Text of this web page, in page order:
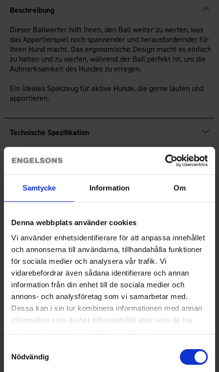
Samtycke Information Om
Denna webbplats använder cookies
Vi använder enhetsidentifierare för att anpassa innehållet
och annonserna till användarna, tillhandahålla funktioner
för sociala medier och analysera vår trafik. Vi
vidarebefordrar även sådana identifierare och annan
information från din enhet till de sociala medier och
annons- och analysföretag som vi samarbetar med.
Dessa kan i sin tur kombinera informationen med annan
information som du har tillhandahållit eller som de har
Nödvändig
Beschreibung
Dieser Ballwerfer hilft Ihnen, den Ball weiter zu werfen, was
das Apportierspiel noch spannender und herausfordernder für
Ihren Hund macht. Das ergonomische Design macht es einfach
zu halten und zu werfen, während der Ball perfekt ist, um die
Aufmerksamkeit des Hundes zu erregen.
Ein ideales Spielzeug für aktive Hunde, die gerne laufen und
apportieren.
Technische Spezifikation
Sie benötigen vielleicht auch
Trinkflasche Hund 0,5L
Ab3,50 €
Reiseschüssel für Hunde
Ab3,50 €
Ähnliche Produkte
Andere kauften auch